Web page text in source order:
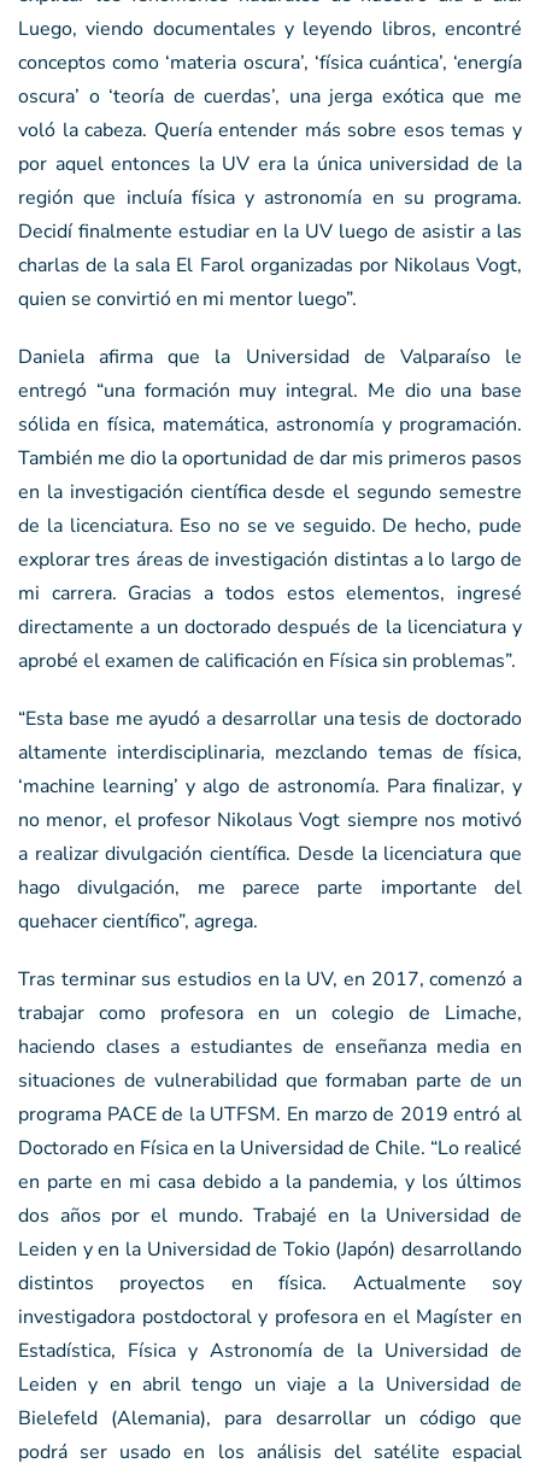
Luego, viendo documentales y leyendo libros, encontré
conceptos como ‘materia oscura’, ‘física cuántica’, ‘energía
oscura’ o ‘teoría de cuerdas’, una jerga exótica que me
voló la cabeza. Quería entender más sobre esos temas y
por aquel entonces la UV era la única universidad de la
región que incluía física y astronomía en su programa.
Decidí finalmente estudiar en la UV luego de asistir a las
charlas de la sala El Farol organizadas por Nikolaus Vogt,
quien se convirtió en mi mentor luego”.
Daniela afirma que la Universidad de Valparaíso le
entregó “una formación muy integral. Me dio una base
sólida en física, matemática, astronomía y programación.
También me dio la oportunidad de dar mis primeros pasos
en la investigación científica desde el segundo semestre
de la licenciatura. Eso no se ve seguido. De hecho, pude
explorar tres áreas de investigación distintas a lo largo de
mi carrera. Gracias a todos estos elementos, ingresé
directamente a un doctorado después de la licenciatura y
aprobé el examen de calificación en Física sin problemas”.
“Esta base me ayudó a desarrollar una tesis de doctorado
altamente interdisciplinaria, mezclando temas de física,
‘machine learning’ y algo de astronomía. Para finalizar, y
no menor, el profesor Nikolaus Vogt siempre nos motivó
a realizar divulgación científica. Desde la licenciatura que
hago divulgación, me parece parte importante del
quehacer científico”, agrega.
Tras terminar sus estudios en la UV, en 2017, comenzó a
trabajar como profesora en un colegio de Limache,
haciendo clases a estudiantes de enseñanza media en
situaciones de vulnerabilidad que formaban parte de un
programa PACE de la UTFSM. En marzo de 2019 entró al
Doctorado en Física en la Universidad de Chile. “Lo realicé
en parte en mi casa debido a la pandemia, y los últimos
dos años por el mundo. Trabajé en la Universidad de
Leiden y en la Universidad de Tokio (Japón) desarrollando
distintos proyectos en física. Actualmente soy
investigadora postdoctoral y profesora en el Magíster en
Estadística, Física y Astronomía de la Universidad de
Leiden y en abril tengo un viaje a la Universidad de
Bielefeld (Alemania), para desarrollar un código que
podrá ser usado en los análisis del satélite espacial